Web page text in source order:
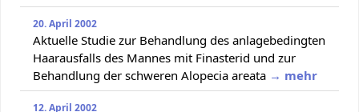
20. April 2002
Aktuelle Studie zur Behandlung des anlagebedingten
Haarausfalls des Mannes mit Finasterid und zur
Behandlung der schweren Alopecia areata → mehr
12. April 2002